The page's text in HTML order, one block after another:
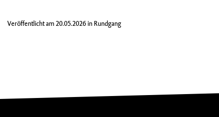
Veröffentlicht am20.05.2026in Rundgang